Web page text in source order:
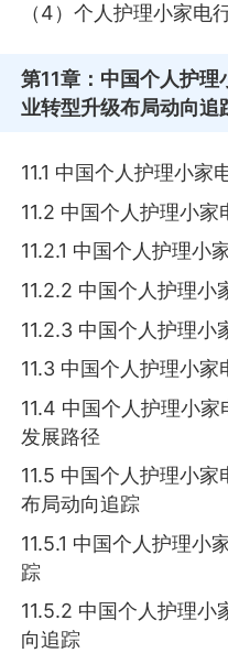
（4）个人护理小家电
第11章 ：中国个人护
业转型升级布局动向追
11.1 中国个人护理小家
11.2 中国个人护理小
11.2.1 中国个人护理小
11.2.2 中国个人护理小
11.2.3 中国个人护理小
11.3 中国个人护理小
11.4 中国个人护理小
发展路径
11.5 中国个人护理小
布局动向追踪
11.5.1 中国个人护理小
踪
11.5.2 中国个人护理小
向追踪